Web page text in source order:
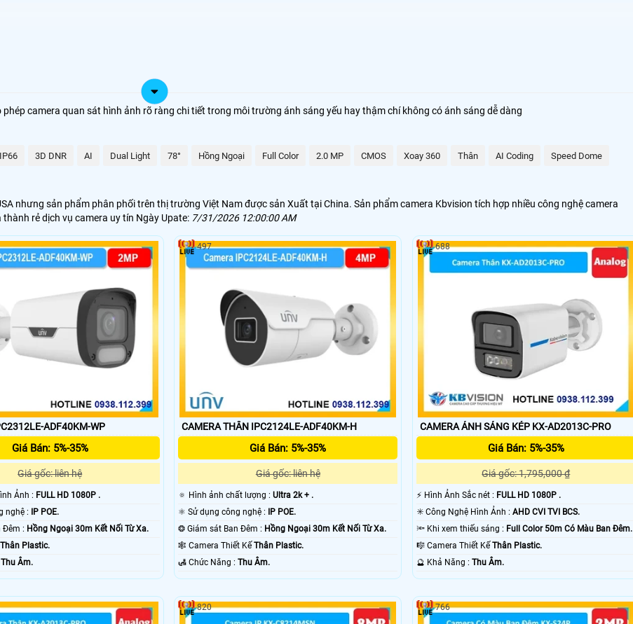
khách hàng dễ dàng lựa chọn, hình ảnh sắt nét điều đặt biệt chất lượng sản phẩm phù hợp với chi phí đầu tư của khách
phẩm camera kbvision mà khách hàng quan tâm nhiều nhất ️🏆
VNĐ
phù hợp vói nhu cầu sử dụng của mình. Với chính sách bán hàng chiết khấu cao An Thành Phát luôn mang đến khách hàng những sản phẩm
Kbvision Bên Dưới.
camera quan sát hình ảnh rõ ràng chi tiết trong môi trường ánh sáng yếu hay thậm chí không có ánh sáng dễ dàng
IP66 3D DNR AI Dual Light 78° Hồng Ngoại Full Color 2.0 MP CMOS Xoay 360 Thân AI Coding Speed Dome
nhưng sản phẩm phân phối trên thị trường Việt Nam được sản Xuất tại China. Sản phẩm camera Kbvision tích hợp nhiều công nghệ camera
rẻ dịch vụ camera uy tín Ngày Upate: 7/31/2026 12:00:00 AM
ADF40KM-WP
Giá Bán: 5%-35%
Giá gốc: liên hệ
Ảnh : FULL HD 1080P .
🌠 Camera Công nghệ :
IP POE.
❈ Giám sát Ban Đêm : Hồng Ngoại 30m Kết Nối Từ Xa.
Thân Plastic.
Thu Âm.
CAMERA THÂN IPC2124LE-ADF40KM-H
Giá Bán: 5%-35%
Giá gốc: liên hệ
🔅 Hình ảnh chất lượng :Ultra 2k + .
⚛️ Sử dụng công nghệ :
IP POE.
❂ Giám sát Ban Đêm : Hồng Ngoại 30m Kết Nối Từ Xa.
🕸️ Camera Thiết KếThân Plastic.
️🛃 Chức Năng :Thu Âm.
497
CAMERA ÁNH SÁNG KÉP KX-AD2013C-PRO
Giá Bán: 5%-35%
Giá gốc: 1,795,000 ₫
️⚡ Hình Ảnh Sắc nét : FULL HD 1080P .
✳️ Công Nghệ Hình Ảnh : AHD CVI TVI BCS.
🔦 Khi xem thiếu sáng : Full Color 50m Có Màu Ban Ðêm.
🎼️ Camera Thiết Kế Thân Plastic.
️🔮 Khả Năng : Thu Âm.
688
820 766